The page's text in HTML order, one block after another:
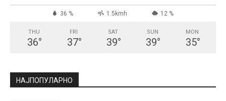
36 % 1.5kmh 12 %
THU
36°
FRI
37°
SAT
39°
SUN
39°
MON
35°
НАЈПОПУЛАРНО